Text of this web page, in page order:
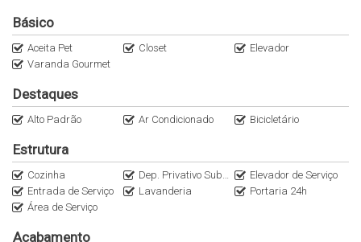
Gerador para os elevadores, pontos de iluminação de emergência
e sistemas de controle de segurança. Além de pontos de força e
iluminação nos apartamentos
Localização Espetacular com diversos serviços:
PUC-SP - Campus Monte Alegre
Restaurante Casa RAW
Restaurante Sanremo Italian Food
Padaria Nova Charmosa Casa de Pães
Ciclovia Sumaré - Perdizes
Básico
Aceita Pet Closet
Elevador
Varanda Gourmet
Destaques
Alto Padrão Ar Condicionado Bicicletário
Estrutura
Cozinha Dep. Privativo Subsolo
Elevador de Serviço
Entrada de Serviço
Lavanderia
Portaria 24h
Área de Serviço
Acabamento